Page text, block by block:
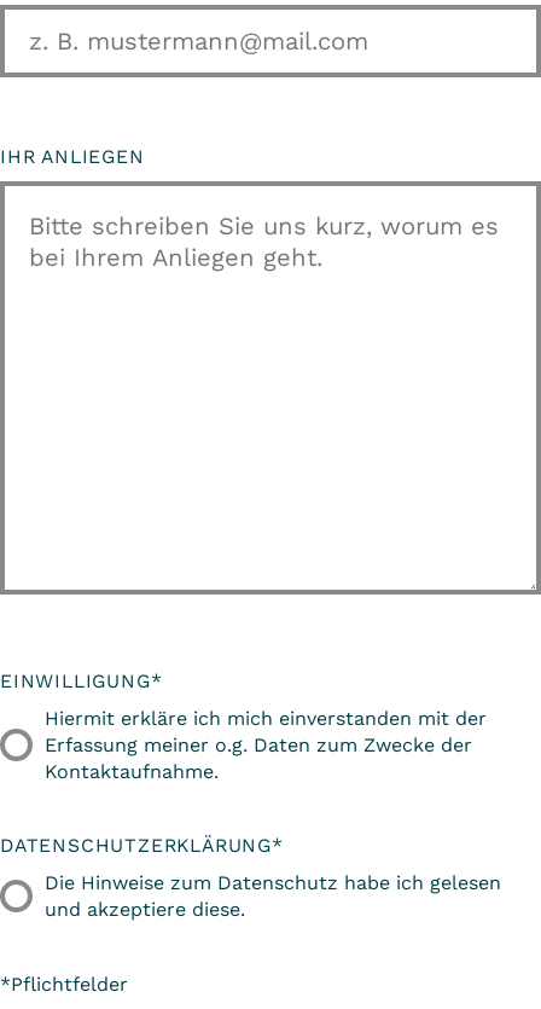
IHR ANLIEGEN
EINWILLIGUNG*
Hiermit erkläre ich mich einverstanden mit der
Erfassung meiner o.g. Daten zum Zwecke der
Kontaktaufnahme.
DATENSCHUTZERKLÄRUNG*
Die Hinweise zum Datenschutz habe ich gelesen
und akzeptiere diese.
*Pflichtfelder